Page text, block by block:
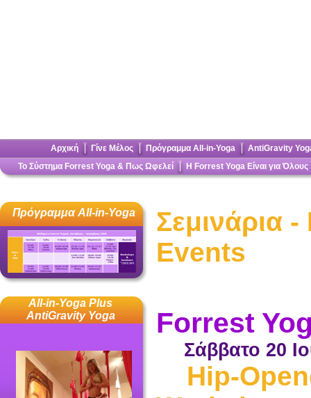
Αρχική Γίνε Μέλος Πρόγραμμα All-in-Yoga
AntiGravity
To Σύστημα Forrest Yoga & Πως Ωφελεί
Η Forrest Yoga Είναι για Όλους
Πρόγραμμα All-in-Yoga
All-in-Yoga Plus
AntiGravity Yoga
Σεμινάρια
Events
Forrest
Σάββατο 20
Hip-